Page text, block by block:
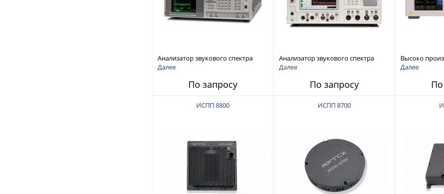
Анализатор звукового спектра
Stanford Research Systems FFT
Далее
По запросу
Анализатор звукового спектра
Stanford Research Systems SR1
Далее
По запросу
Высоко
Далее
По
ИСПП 8800 ИСПП 8700